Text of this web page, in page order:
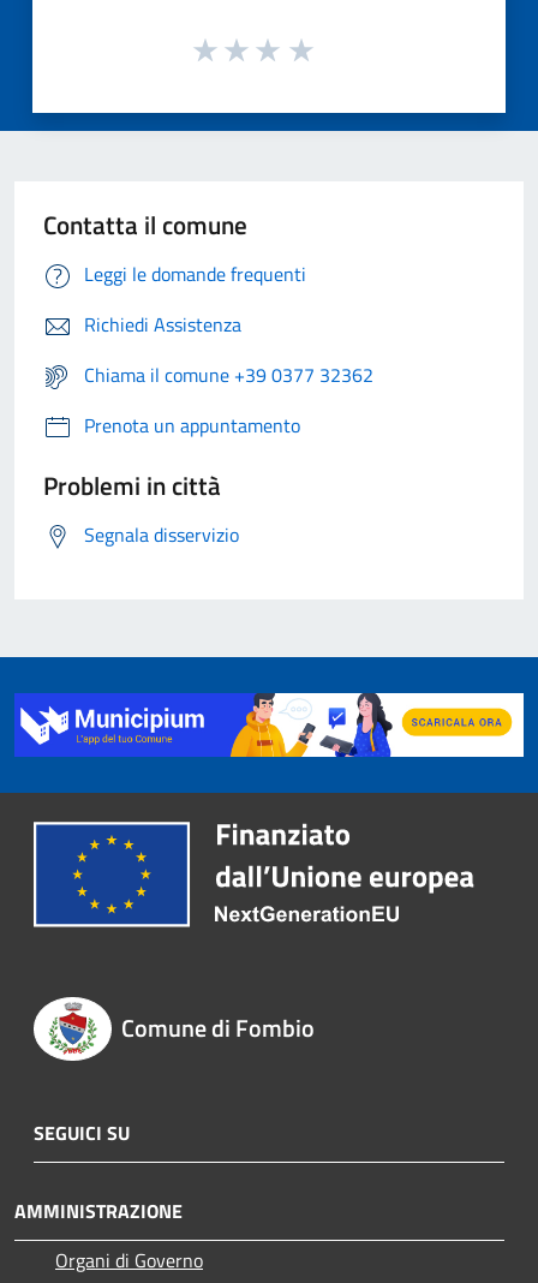
Contatta il comune
Leggi le domande frequenti
Richiedi Assistenza
Chiama il comune +39 0377 32362
Prenota un appuntamento
Problemi in città
Segnala disservizio
Comune di Fombio
SEGUICI SU
AMMINISTRAZIONE
Organi di Governo